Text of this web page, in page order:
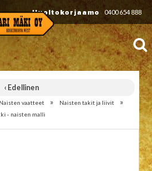
Huoltokorjaamo 0400 654 888
‹ Edellinen
Naisten vaatteet » Naisten takit ja liivit »
- naisten malli